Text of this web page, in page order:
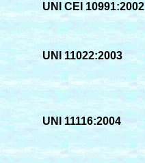
UNI CEI 10991:2002
UNI 11022:2003
UNI 11116:2004